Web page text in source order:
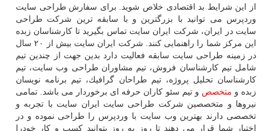
از این شرایط بد اقتصادی خلاص شوید. برای سفارش طراحی سایت
وردپرس می توانید با بزرگترین و با سابقه ترین شركت طراحی
سایت در ایران، شركت ایران سایت تماس بگیرید تا كارشناسان زبده
این مركز شما را راهنمایی كنند. شركت ایران سایت بیش از ۲۰ سال
در زمینه طراحی سایت سابقه فعالیت دارد بدین جهت از چندین تیم
شامل تیم كارشناسان فروش، تیم مشاوران طراحی وب سایت، تیم
كارشناسان تحلیل پروژه، تیم طراحان گرافیك، تیم برنامه نویسان
زبده و متخصص و تیم سئو كاران حرفه ای برخوردار می باشد. تمامی
نیروها و متخصصین شركت طراحی سایت ایران سایت با تجربه و
تخصصی دارند بهترین وب سایت با وردپرس را طراحی نموده و در
اختیار شما قرار می دهند تا روز به روز بتوانید كسب و كار خودرا